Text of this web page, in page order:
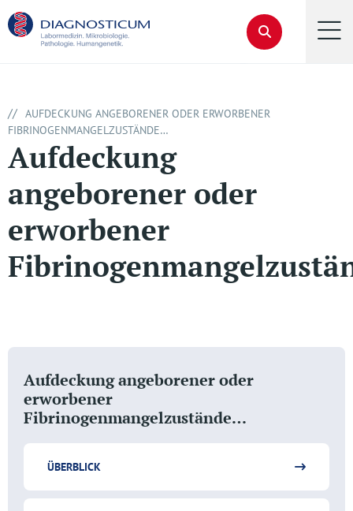
Aufdeckung angeborener oder
erworbener
Fibrinogenmangelzustände…
ÜBERBLICK
// AUFDECKUNG ANGEBORENER ODER ERWORBENER
FIBRINOGENMANGELZUSTÄNDE…
Aufdeckung
angeborener oder
erworbener